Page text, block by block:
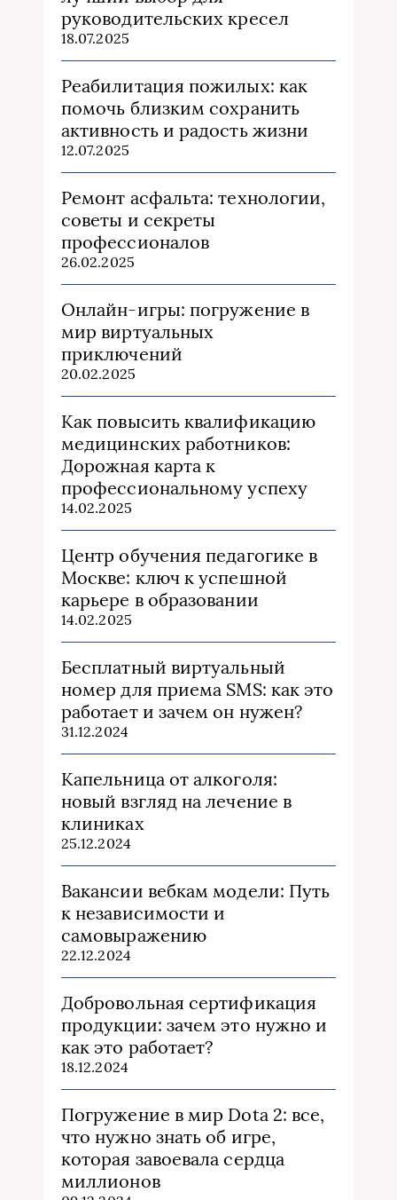
руководительских кресел
18.07.2025
Реабилитация пожилых: как
помочь близким сохранить
активность и радость жизни
12.07.2025
Ремонт асфальта: технологии,
советы и секреты
профессионалов
26.02.2025
Онлайн-игры: погружение в
мир виртуальных
приключений
20.02.2025
Как повысить квалификацию
медицинских работников:
Дорожная карта к
профессиональному успеху
14.02.2025
Центр обучения педагогике в
Москве: ключ к успешной
карьере в образовании
14.02.2025
Бесплатный виртуальный
номер для приема SMS: как это
работает и зачем он нужен?
31.12.2024
Капельница от алкоголя:
новый взгляд на лечение в
клиниках
25.12.2024
Вакансии вебкам модели: Путь
к независимости и
самовыражению
22.12.2024
Добровольная сертификация
продукции: зачем это нужно и
как это работает?
18.12.2024
Погружение в мир Dota 2: все,
что нужно знать об игре,
которая завоевала сердца
миллионов